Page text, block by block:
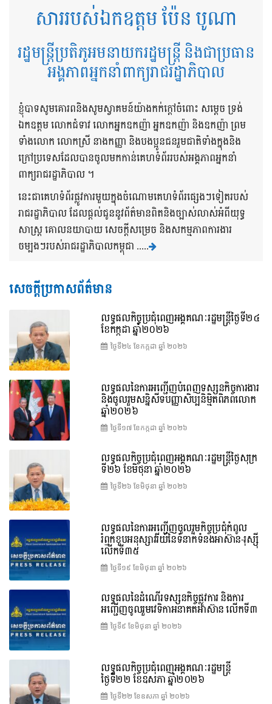
សាររបស់ឯកឧត្តម ប៉ែន បូណា
រដ្ឋមន្ត្រីប្រតិភូអមនាយករដ្ឋមន្ត្រី និងជាប្រធាន
អង្គភាពអ្នកនាំពាក្យរាជរដ្ឋាភិបាល
ខ្ញុំបាទសូមគោរពនិងសូមស្វាគមន៍យ៉ាងកក់ក្តៅចំពោះ សម្តេច ទ្រង់
ឯកឧត្តម លោកជំទាវ លោកអ្នកឧកញ៉ា អ្នកឧកញ៉ា និងឧកញ៉ា ព្រម
ទាំងលោក លោកស្រី នាងកញ្ញា និងបងប្អូនជនរួមជាតិទាំងក្នុងនិង
ក្រៅប្រទេសដែលបានចូលមកកាន់គេហទំព័ររបស់អង្គភាពអ្នកនាំ
ពាក្យរាជរដ្ឋាភិបាល ។
នេះជាគេហទំព័រផ្លូវការមួយក្នុងចំណោមគេហទំព័រផ្សេងៗទៀតរបស់
រាជរដ្ឋាភិបាល ដែលផ្តល់ជូននូវព័ត៌មានពិតនិងច្បាស់លាស់អំពីយុទ្ធ
សាស្រ្ត គោលនយាបាយ សេចក្តីសម្រេច និងសកម្មភាពការងារ
ចម្បងៗរបស់រាជរដ្ឋាភិបាលកម្ពុជា .....
សេចក្តីប្រកាសព័ត៌មាន
លទ្ធផលកិច្ចប្រជុំពេញអង្គគណៈរដ្ឋមន្រ្តីថ្ងៃទី២៤
ខែកក្កដា ឆ្នាំ២០២៦
ថ្ងៃទី២៤ ខែ​កក្កដា ឆ្នាំ ២០២៦
លទ្ធផលនៃការអញ្ជើញបំពេញទស្សនកិច្ចការងារ
និងចូលរួមសន្និសីទបញ្ញាសិប្បនិម្មិតពិភពលោក
ឆ្នាំ២០២៦
ថ្ងៃទី១៧ ខែ​កក្កដា ឆ្នាំ ២០២៦
លទ្ធផលកិច្ចប្រជុំពេញអង្គគណៈរដ្ឋមន្រ្តីថ្ងៃសុក្រ
ទី២៦ ខែមិថុនា ឆ្នាំ២០២៦
ថ្ងៃទី២៦ ខែ​មិថុនា ឆ្នាំ ២០២៦
លទ្ធផលនៃការអញ្ជើញចូលរួមកិច្ចប្រជុំកំពូល
រំឭកខួបអនុស្សាវរីយ៍នៃទំនាក់ទំនងអាស៊ាន-រុស្ស៊ី
លើកទី៣៥
ថ្ងៃទី១៩ ខែ​មិថុនា ឆ្នាំ ២០២៦
លទ្ធផលនៃដំណើរទស្សនកិច្ចផ្លូវការ និងការ
អញ្ជើញចូលរួមវេទិកាអនាគតអាស៊ាន លើកទី៣
ថ្ងៃទី៩ ខែ​មិថុនា ឆ្នាំ ២០២៦
លទ្ធផលកិច្ចប្រជុំពេញអង្គគណៈរដ្ឋមន្ត្រី
ថ្ងៃទី២២ ខែឧសភា ឆ្នាំ២០២៦
ថ្ងៃទី២២ ខែ​ឧសភា ឆ្នាំ ២០២៦